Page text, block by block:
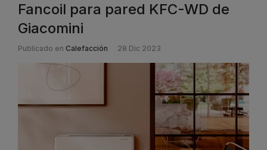
Fancoil para pared KFC-WD de
Giacomini
Publicado en Calefacción 28 Dic 2023